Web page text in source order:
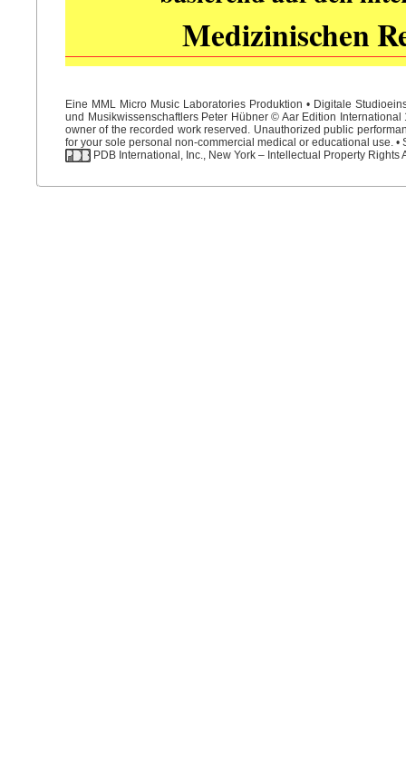
Medizinischen
Eine MML Micro Music Laboratories Produktion • Digitale
und Musikwissenschaftlers Peter Hübner © Aar Edition
owner of the recorded work reserved. Unauthorized public
for your sole personal non-commercial medical or educational use.
PDB International, Inc., New York – Intellectual Property Rights